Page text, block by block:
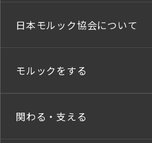
日本モルック協会について
モルックをする
関わる・支える